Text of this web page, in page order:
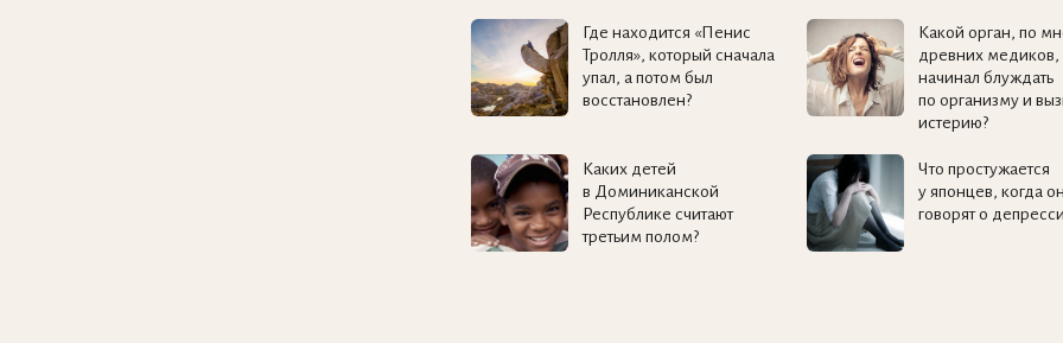
Где находится «Пенис
Тролля», который сначала
упал, а потом был
восстановлен?
Какой орган, по
древних медиков,
начинал блуждать
по организму и
истерию?
Каких детей
в Доминиканской
Республике считают
третьим полом?
Что простужается
у японцев, когда
говорят о